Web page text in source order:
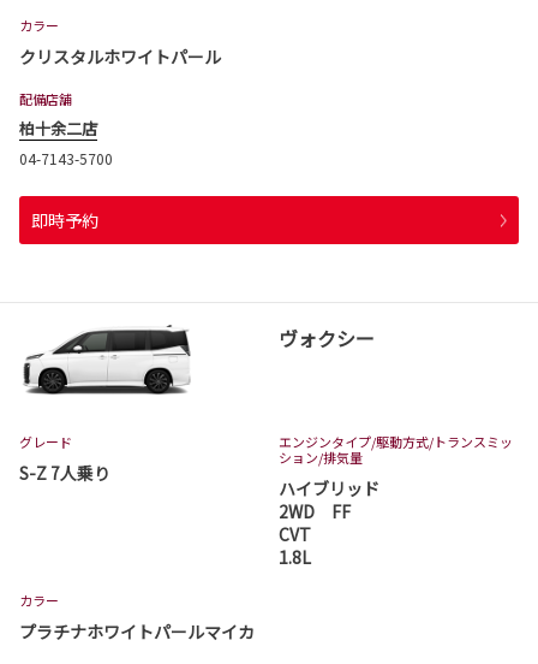
カラー
クリスタルホワイトパール
配備店舗
柏十余二店
04-7143-5700
即時予約
ヴォクシー
グレード
S-Z 7人乗り
エンジンタイプ/駆動方式/トランスミッ
ション/排気量
ハイブリッド
2WD FF
CVT
1.8L
カラー
プラチナホワイトパールマイカ